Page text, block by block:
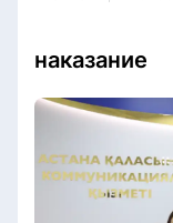
Новости столицы
Спорт
Видео
Этический кодекс
наказание